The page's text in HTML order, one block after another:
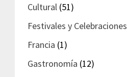
Cultural (51)
Festivales y Celebraciones
Francia (1)
Gastronomía (12)